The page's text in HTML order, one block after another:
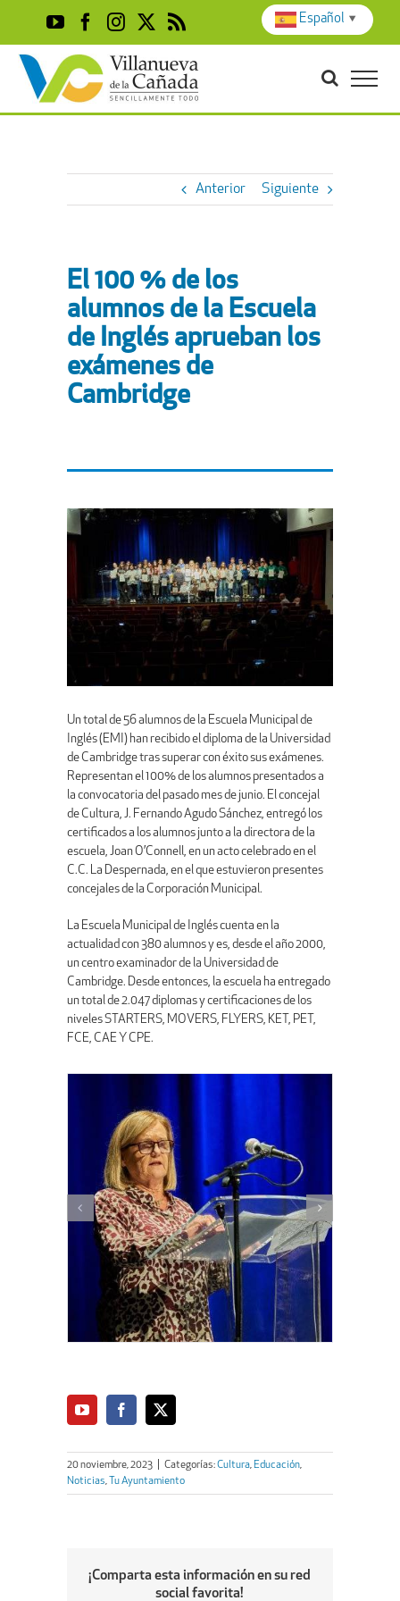
content
YouTubeFacebook
Instagram
X Rss
Anterior Siguiente
El 100 % de los
alumnos de la Escuela
de Inglés aprueban los
exámenes de
Cambridge
Un total de 56 alumnos de la Escuela Municipal de
Inglés (EMI) han recibido el diploma de la Universidad
de Cambridge tras superar con éxito sus exámenes.
Representan el 100% de los alumnos presentados a
la convocatoria del pasado mes de junio. El concejal
de Cultura, J. Fernando Agudo Sánchez, entregó los
certificados a los alumnos junto a la directora de la
escuela, Joan O’Connell, en un acto celebrado en el
C.C. La Despernada, en el que estuvieron presentes
concejales de la Corporación Municipal.
La Escuela Municipal de Inglés cuenta en la
actualidad con 380 alumnos y es, desde el año 2000,
un centro examinador de la Universidad de
Cambridge. Desde entonces, la escuela ha entregado
un total de 2.047 diplomas y certificaciones de los
niveles STARTERS, MOVERS, FLYERS, KET, PET,
FCE, CAE Y CPE.
20 noviembre, 2023 Categorías:Cultura, Educación,
Noticias, Tu Ayuntamiento
¡Comparta esta información en su red
social favorita!
Español ▼